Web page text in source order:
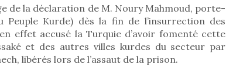
de la déclaration de M. Noury Mahmoud, porte-
Kurde) dès la fin de l’insurrection des
effet accusé la Turquie d’avoir fomenté cette
et des autres villes kurdes du secteur par
libérés lors de l’assaut de la prison.